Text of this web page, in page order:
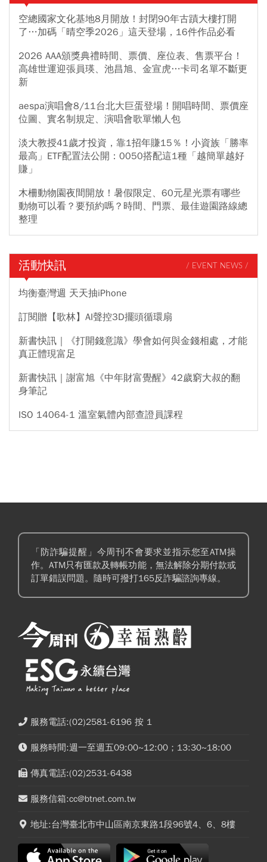
空總國家文化基地8月開放！封閉90年古蹟大樓打開
了…加碼「晴空季2026」這天登場，16件作品必看
2026 AAA頒獎典禮時間、票價、座位表、售票平台！
高雄世運迎張員瑛、池昌旭、金宣虎…卡司名單不斷更
新
aespa演唱會8/11台北大巨蛋登場！開唱時間、票價座
位圖、實名制規定、演唱會歌單懶人包
淡大教授41歲才投資，靠1招年賺15％！小資族「勝率
最高」ETF配置法公開：0050搭配這1種「越簡單越好
賺」
木柵動物園夜間開放！暑假限定、60元星光票有哪些
動物可以看？要預約嗎？時間、門票、最佳遊園路線總
整理
活動快訊 / EVENT NEWS /
均衡臺灣週 天天抽iPhone
訂閱贈【歌林】AI聲控3D擺頭循環扇
新書快訊｜《打開錢意識》學會如何與金錢相處，才能
真正體現富足
新書快訊｜謝富旭《中年財富覺醒》42歲窮大叔的翻
身筆記
ISO 14064-1 溫室氣體內部查證員課程
「防詐騙提醒」今周刊不會要求並指示您至ATM操
作。ATM只有匯款及轉帳功能，無法解除分期付款或
訂單錯誤問題。隨時可撥打165反詐騙諮詢專線。
服務電話:(02)2581-6196 按 1
服務時間:週一至週五09:00~12:00；13:30~18:00
傳真電話:(02)2531-6438
服務信箱:cc@btnet.com.tw
地址:台灣臺北市中山區南京東路1段96號4、6、8樓